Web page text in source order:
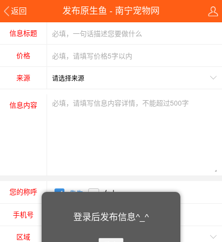
登录后发布信息^_^
返回 发布原生鱼 - 南宁宠物网
信息标题
价格
来源
信息内容
您的称呼 先生 女士
手机号
区域